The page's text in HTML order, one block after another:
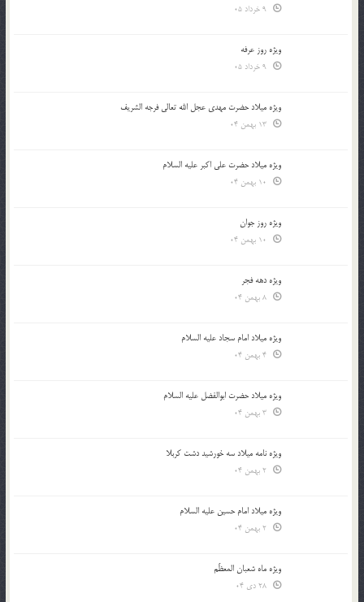
ویژه روز عرفه
ویژه میلاد حضرت مهدی عجل الله تعالی فرجه الشريف
ویژه میلاد حضرت علی اکبر علیه السلام
ویژه روز جوان
ویژه دهه فجر
ویژه میلاد امام سجاد علیه السلام
ویژه میلاد حضرت ابوالفضل علیه السلام
ویژه نامه میلاد سه خورشید دشت کربلا
ویژه میلاد امام حسین علیه السلام
ویژه ماه شعبان المعظّم